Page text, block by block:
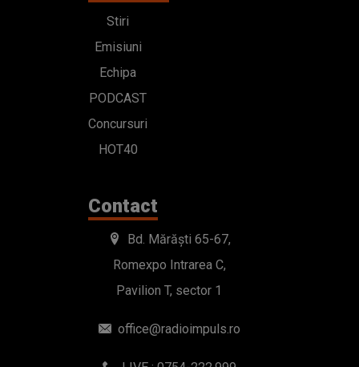
Stiri
Emisiuni
Echipa
PODCAST
Concursuri
HOT40
Contact
Bd. Mărăști 65-67,
Romexpo Intrarea C,
Pavilion T, sector 1
office@radioimpuls.ro